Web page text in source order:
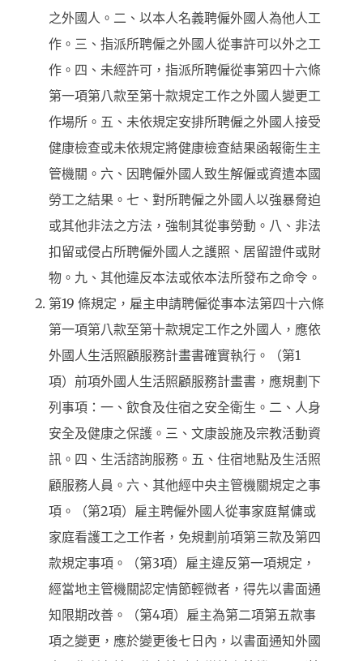
之外國人。二、以本人名義聘僱外國人為他人工
作。三、指派所聘僱之外國人從事許可以外之工
作。四、未經許可，指派所聘僱從事第四十六條
第一項第八款至第十款規定工作之外國人變更工
作場所。五、未依規定安排所聘僱之外國人接受
健康檢查或未依規定將健康檢查結果函報衛生主
管機關。六、因聘僱外國人致生解僱或資遣本國
勞工之結果。七、對所聘僱之外國人以強暴脅迫
或其他非法之方法，強制其從事勞動。八、非法
扣留或侵占所聘僱外國人之護照、居留證件或財
物。九、其他違反本法或依本法所發布之命令。
第19 條規定，雇主申請聘僱從事本法第四十六條
第一項第八款至第十款規定工作之外國人，應依
外國人生活照顧服務計畫書確實執行。（第1
項）前項外國人生活照顧服務計畫書，應規劃下
列事項：一、飲食及住宿之安全衛生。二、人身
安全及健康之保護。三、文康設施及宗教活動資
訊。四、生活諮詢服務。五、住宿地點及生活照
顧服務人員。六、其他經中央主管機關規定之事
項。（第2項）雇主聘僱外國人從事家庭幫傭或
家庭看護工之工作者，免規劃前項第三款及第四
款規定事項。（第3項）雇主違反第一項規定，
經當地主管機關認定情節輕微者，得先以書面通
知限期改善。（第4項）雇主為第二項第五款事
項之變更，應於變更後七日內，以書面通知外國